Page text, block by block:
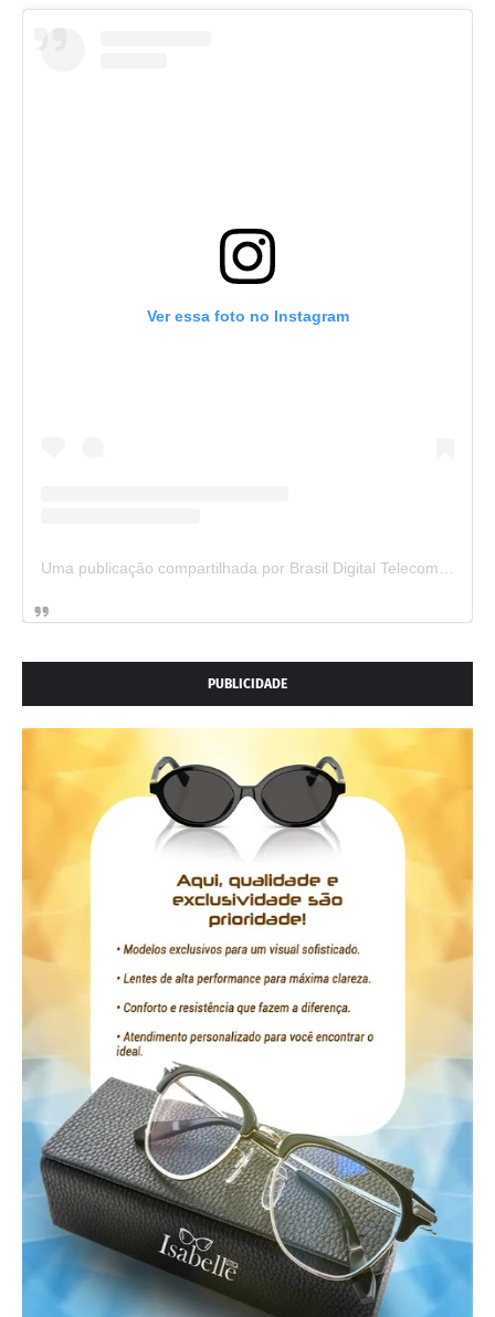
Ver essa foto no Instagram
PUBLICIDADE